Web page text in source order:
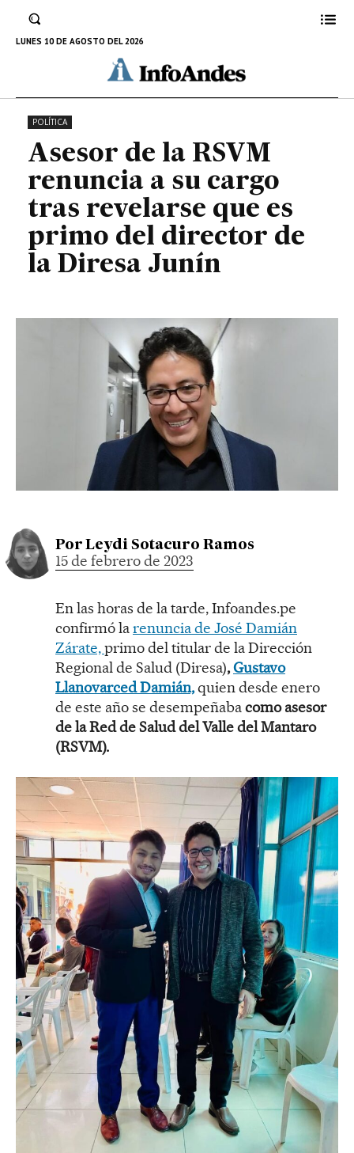
LUNES 10 DE AGOSTO DEL 2026
cargo tras revelarse que es primo
del director de la Diresa Junín
15 DE FEBRERO DE 2023
POLÍTICA
Asesor de la RSVM
renuncia a su cargo
tras revelarse que es
primo del director de
la Diresa Junín
Por Leydi Sotacuro Ramos
15 de febrero de 2023
En las horas de la tarde, Infoandes.pe
confirmó larenuncia de José Damián
Zárate,primo del titular de la Dirección
Regional de Salud (Diresa),Gustavo
Llanovarced Damián,quien desde enero
de este año se desempeñabacomo asesor
de la Red de Salud del Valle del Mantaro
(RSVM).